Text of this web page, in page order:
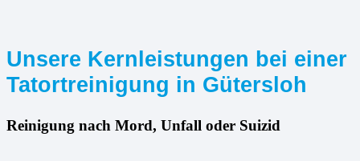
Unsere Kernleistungen bei einer
Tatortreinigung in Gütersloh
Reinigung nach Mord, Unfall oder Suizid